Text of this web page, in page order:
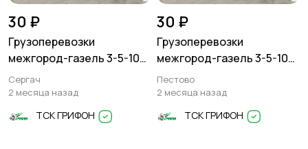
30 ₽
Грузоперевозки
межгород-газель 3-5-10
тонн
Сергач
2 месяца назад
ТСК ГРИФОН
30 ₽
Грузоперевозки
межгород-газель 3-5-10
тонн
Пестово
2 месяца назад
ТСК ГРИФОН